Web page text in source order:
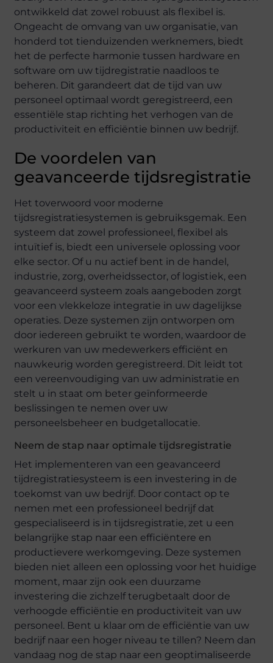
ontwikkeld dat zowel robuust als flexibel is.
Ongeacht de omvang van uw organisatie, van
honderd tot tienduizenden werknemers, biedt
het de perfecte harmonie tussen hardware en
software om uw tijdregistratie naadloos te
beheren. Dit garandeert dat de tijd van uw
personeel optimaal wordt geregistreerd, een
essentiële stap richting het verhogen van de
productiviteit en efficiëntie binnen uw bedrijf.
De voordelen van
geavanceerde tijdsregistratie
Het toverwoord voor moderne
tijdsregistratiesystemen is gebruiksgemak. Een
systeem dat zowel professioneel, flexibel als
intuïtief is, biedt een universele oplossing voor
elke sector. Of u nu actief bent in de handel,
industrie, zorg, overheidssector, of logistiek, een
geavanceerd systeem zoals aangeboden zorgt
voor een vlekkeloze integratie in uw dagelijkse
operaties. Deze systemen zijn ontworpen om
door iedereen gebruikt te worden, waardoor de
werkuren van uw medewerkers efficiënt en
nauwkeurig worden geregistreerd. Dit leidt tot
een vereenvoudiging van uw administratie en
stelt u in staat om beter geïnformeerde
beslissingen te nemen over uw
personeelsbeheer en budgetallocatie.
Neem de stap naar optimale tijdsregistratie
Het implementeren van een geavanceerd
tijdregistratiesysteem is een investering in de
toekomst van uw bedrijf. Door contact op te
nemen met een professioneel bedrijf dat
gespecialiseerd is in tijdsregistratie, zet u een
belangrijke stap naar een efficiëntere en
productievere werkomgeving. Deze systemen
bieden niet alleen een oplossing voor het huidige
moment, maar zijn ook een duurzame
investering die zichzelf terugbetaalt door de
verhoogde efficiëntie en productiviteit van uw
personeel. Bent u klaar om de efficiëntie van uw
bedrijf naar een hoger niveau te tillen? Neem dan
vandaag nog de stap naar een geoptimaliseerde